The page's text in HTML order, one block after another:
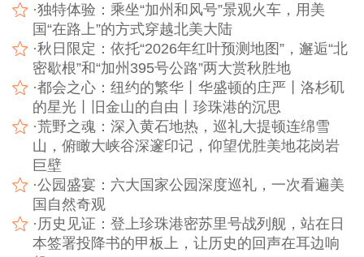
·独特体验：乘坐“加州和风号”景观火车，用美
国“在路上”的方式穿越北美大陆
·秋日限定：依托“2026年红叶预测地图”，邂逅“北
密歇根”和“加州395号公路”两大赏秋胜地
·都会之心：纽约的繁华丨华盛顿的庄严丨洛杉矶
的星光丨旧金山的自由丨珍珠港的沉思
·荒野之魂：深入黄石地热，巡礼大提顿连绵雪
山，俯瞰大峡谷深邃印记，仰望优胜美地花岗岩
巨壁
·公园盛宴：六大国家公园深度巡礼，一次看遍美
国自然奇观
·历史见证：登上珍珠港密苏里号战列舰，站在日
本签署投降书的甲板上，让历史的回声在耳边响